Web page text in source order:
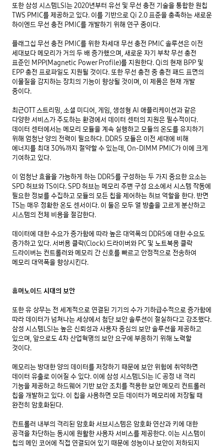
또한 삼성 시스템LSI는 2020년부터 유선 및 무선 충전 기술을 통합한 원칩
TWS PMIC를 제공하고 있다. 이를 기반으로 Qi 2.0 표준을 충족하는 새로운
하이엔드 무선 충전 PMIC를 개발하기 위해 연구 중이다.
플래그십 무선 충전 PMIC를 위한 차세대 무선 충전 PMIC 솔루션은 이전
세대보다 메모리가 거의 두 배 증가했으며, 새로운 자기 부착 무선 충전
표준인 MPP(Magnetic Power Profile)를 지원한다. Qi의 현재 BPP 및
EPP 충전 프로파일도 지원될 것이다. 또한 무선 충전 중 충전 패드 표면의
이물질을 감지하는 장치의 기능이 향상될 것이며, 이 제품은 현재 개발
중이다.
최근OTT 스트리밍, 소셜 미디어, 게임, 생성형 AI 애플리케이션과 같은
다양한 서비스가 주도하는 환경에서 데이터 센터의 지원은 필수적이다.
데이터 센터에서는 메모리 모듈을 계속 실행하고 모듈의 온도를 유지하기
위해 엄청난 양의 전력이 필요하다. DDR5 모듈은 이전 세대에 비해
에너지를 최대 30%까지 절약할 수 있는데, On-DIMM PMIC가 이에 크게
기여하고 있다.
이 엄청난 효율을 가능하게 하는 DDR5를 구성하는 두 가지 중요한 요소는
SPD 허브와 TS이다. SPD 허브는 메모리 주변 구성 요소에서 시스템 작동에
필요한 정보를 수집하고 모듈의 모든 칩을 제어하는 허브 역할을 한다. 반면
TS는 매우 정확한 온도 센서이다. 이 둘은 모두 열 방출을 고르게 분산하고
시스템의 전체 비용을 절감한다.
데이터에 대한 수요가 증가함에 따라 높은 대역폭의 DDR5에 대한 수요도
증가하고 있다. 서버용 클락(Clock) 드라이버와 PC 및 노트북용 클락
드라이버는 컨트롤러와 메모리 간 신호를 빠르고 안정적으로 전송하여
메모리 대역폭을 향상시킨다.
휴머노이드 시대의 보안
또한 유 상무는 전 세계적으로 연결된 기기의 수가 기하급수적으로 증가함에
따라 데이터가 넘쳐나는 세상에서 첨단 보안 솔루션이 절실하다고 강조했다.
삼성 시스템LSI는 높은 신뢰성과 사용자 중심의 보안 솔루션을 제공하고
있으며, 앞으로도 4차 산업혁명의 보안 요구에 부응하기 위해 노력할
것이다.
메모리는 방대한 양의 데이터를 저장하기 때문에 보안 위험에 취약하면
데이터 유출로 이어질 수 있다. 이에 삼성 시스템LSI는 IC 공정 내 격리
기능을 제공하고 하드웨어 기반 보안 조치를 적용한 보안 메모리 컨트롤러
칩을 개발하고 있다. 이 칩을 사용하면 모든 데이터가 메모리에 저장될 때
완전히 암호화된다.
컨트롤러 내부의 격리된 암호화 서브시스템은 암호화 연산과 키에 대한
공격을 차단하는 동시에 원활한 사용자 서비스를 제공한다. 이는 시스템이
칩의 메인 코어에 직접 연결되어 있기 때문에 성능이나 보안이 저하되지